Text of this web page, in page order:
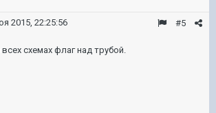
#5
2015, 22:25:56
схемах флаг над трубой.